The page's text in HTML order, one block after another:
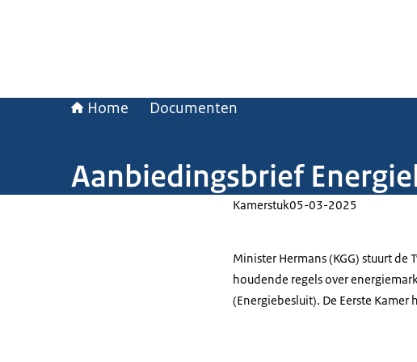
Home Documenten
Aanbiedingsbrief
Kamerstuk05-03-2025
Minister Hermans (KGG) stuurt
houdende regels over
(Energiebesluit). De Eerste